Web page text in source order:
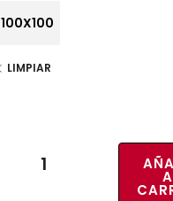
100X100
LIMPIAR